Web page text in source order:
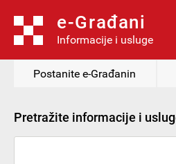
e-Građani
Informacije i usluge
Postanite e-Građanin
Pretražite informacije i